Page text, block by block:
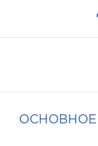
ОСНОВНОЕ